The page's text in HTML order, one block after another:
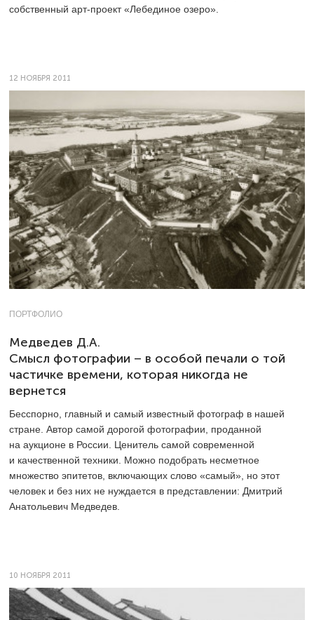
собственный арт-проект «Лебединое озеро».
12 НОЯБРЯ 2011
ПОРТФОЛИО
Медведев Д.А.
Смысл фотографии – в особой печали о той
частичке времени, которая никогда не
вернется
Бесспорно, главный и самый известный фотограф в нашей
стране. Автор самой дорогой фотографии, проданной
на аукционе в России. Ценитель самой современной
и качественной техники. Можно подобрать несметное
множество эпитетов, включающих слово «самый», но этот
человек и без них не нуждается в представлении: Дмитрий
Анатольевич Медведев.
10 НОЯБРЯ 2011